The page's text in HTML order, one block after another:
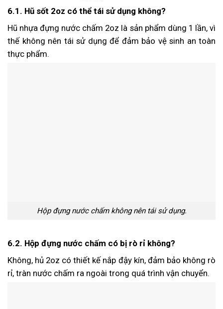
6.1. Hũ sốt 2oz có thể tái sử dụng không?
Hũ nhựa đựng nước chấm 2oz là sản phẩm dùng 1 lần, vì
thế không nên tái sử dụng để đảm bảo vệ sinh an toàn
thực phẩm.
Hộp đựng nước chấm không nên tái sử dụng.
6.2. Hộp đựng nước chấm có bị rò rỉ không?
Không, hủ 2oz có thiết kế nắp đậy kín, đảm bảo không rò
rỉ, tràn nước chấm ra ngoài trong quá trình vận chuyển.